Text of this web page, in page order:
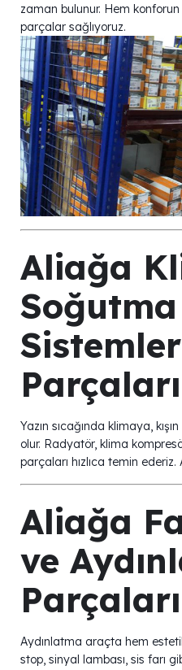
zaman bulunur. Hem
parçalar sağlıyoruz.
Aliağa
Soğutma
Parçaları
Yazın sıcağında klimaya,
olur. Radyatör, klima
parçaları hızlıca temin
Aliağa
ve
Parçaları
Aydınlatma araçta hem
stop, sinyal lambası, sis farı